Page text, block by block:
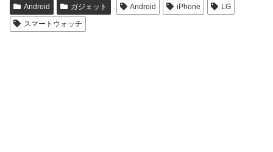
Android ガジェット Android iPhone
LG
スマートウォッチ